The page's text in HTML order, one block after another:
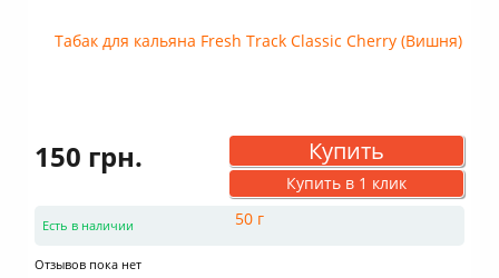
150 грн. Купить
Купить в 1 клик
Есть в наличии
Отзывов пока нет